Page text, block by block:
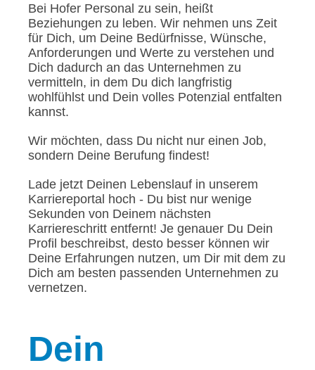
Bei Hofer Personal zu sein, heißt
Beziehungen zu leben. Wir nehmen uns Zeit
für Dich, um Deine Bedürfnisse, Wünsche,
Anforderungen und Werte zu verstehen und
Dich dadurch an das Unternehmen zu
vermitteln, in dem Du dich langfristig
wohlfühlst und Dein volles Potenzial entfalten
kannst.
Wir möchten, dass Du nicht nur einen Job,
sondern Deine Berufung findest!
Lade jetzt Deinen Lebenslauf in unserem
Karriereportal hoch - Du bist nur wenige
Sekunden von Deinem nächsten
Karriereschritt entfernt! Je genauer Du Dein
Profil beschreibst, desto besser können wir
Deine Erfahrungen nutzen, um Dir mit dem zu
Dich am besten passenden Unternehmen zu
vernetzen.
Dein